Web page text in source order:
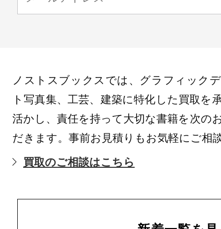
ノストスブックスでは、グラフィック
ト写真集、工芸、建築に特化した買取を
活かし、責任を持って大切な書籍を次の
だきます。事前お見積りもお気軽にご相
買取のご相談はこちら